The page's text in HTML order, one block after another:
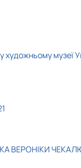
художньому музеї
ВЕРОНІКИ